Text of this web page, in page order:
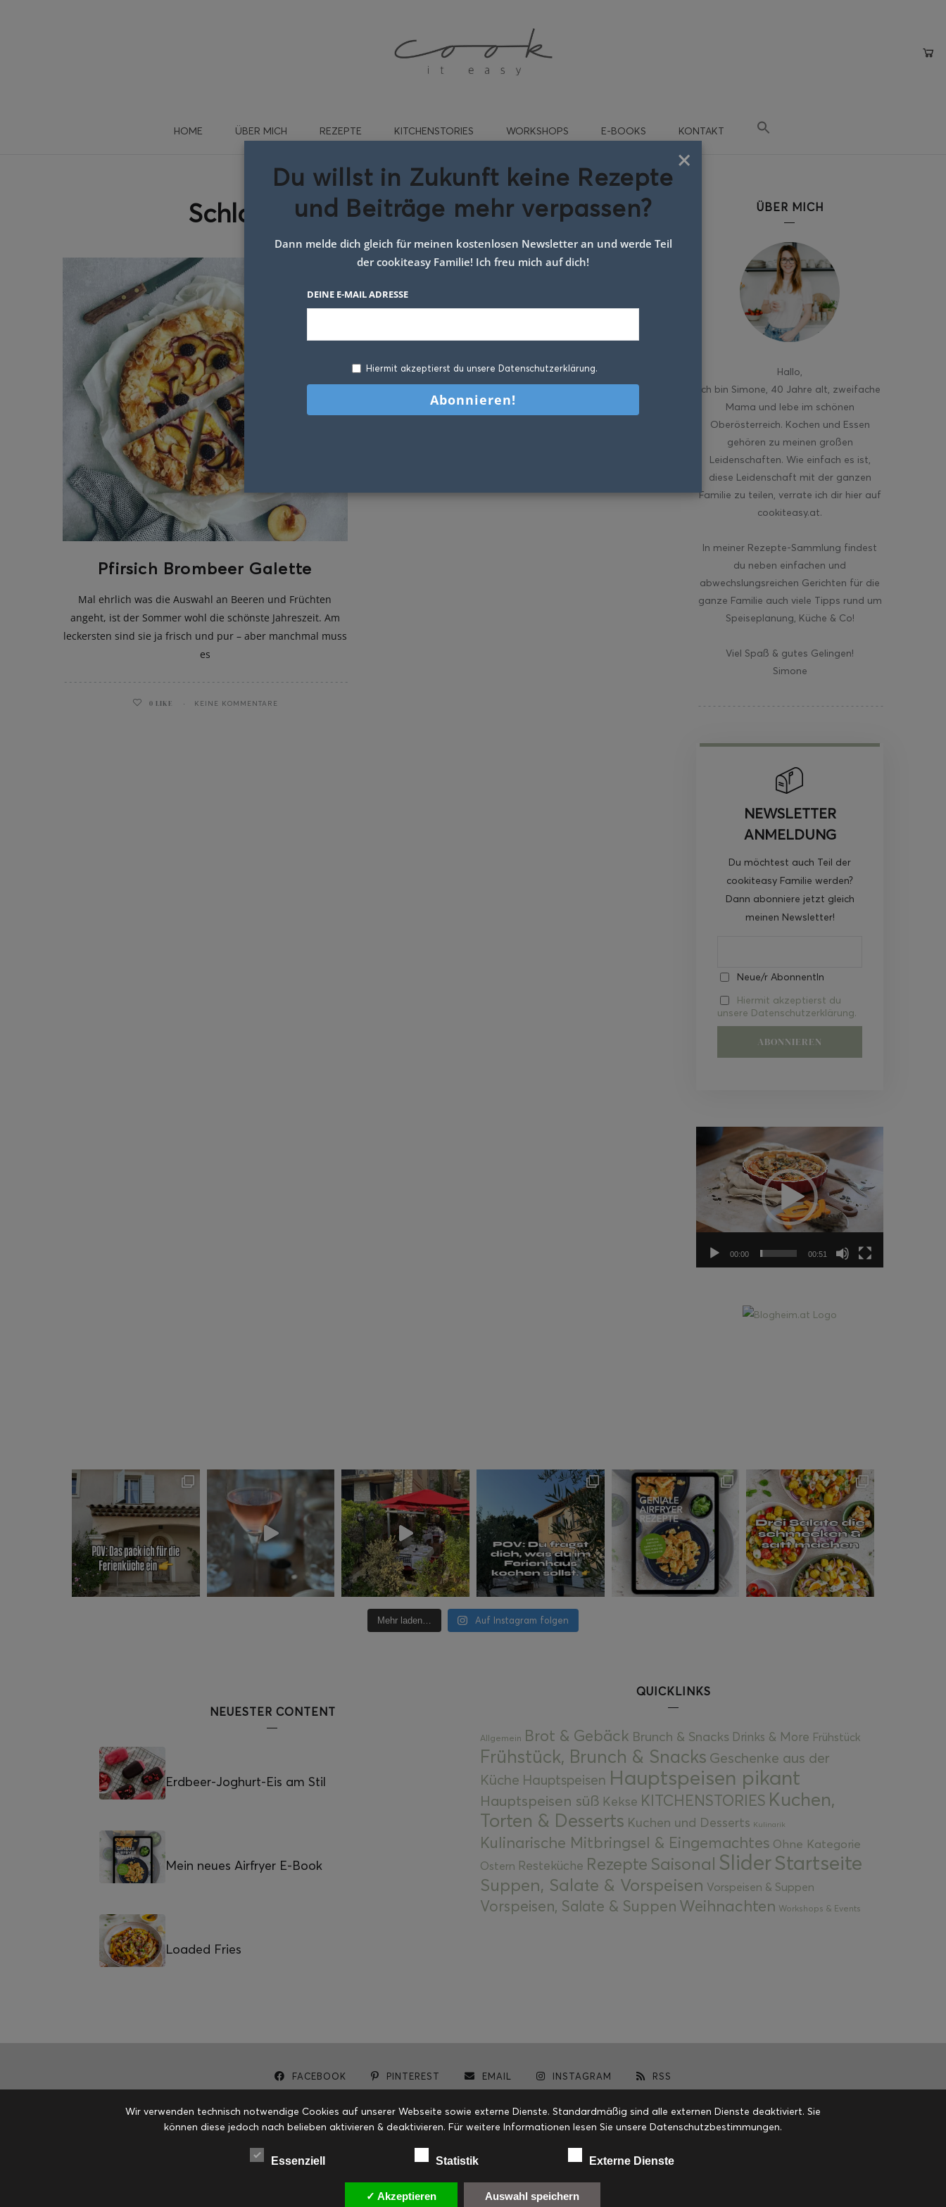
HOME ÜBER MICH REZEPTE KITCHENSTORIES WORKSHOPS E-BOOKS KONTAKT
Schlagwort:Tarte mit Beeren
Pfirsich Brombeer Galette
Mal ehrlich was die Auswahl an Beeren und Früchten
angeht, ist der Sommer wohl die schönste Jahreszeit. Am
leckersten sind sie ja frisch und pur – aber manchmal muss
es
0 LIKE KEINE KOMMENTARE
ÜBER MICH
Hallo
ich bin Simone, 40 Jahre alt, zweifache
Mama und lebe im schönen
Oberösterreich. Kochen und Essen
gehören zu meinen großen
Leidenschaften. Wie einfach es ist,
diese Leidenschaft mit der ganzen
Familie zu teilen, verrate ich dir hier auf
cookiteasy.at.
In meiner Rezepte-Sammlung findest
du neben einfachen und
abwechslungsreichen Gerichten für die
ganze Familie auch viele Tipps rund um
Speiseplanung, Küche & Co!
Viel Spaß & gutes Gelingen!
Simone
NEWSLETTER
ANMELDUNG
Du möchtest auch Teil der
cookiteasy Familie werden?
Dann abonniere jetzt gleich
meinen Newsletter!
Neue/r AbonnentIn
Hiermit akzeptierst du
unsere Datenschutzerklärung.
Video-
Player
00:00 00:51
Mehr laden… Auf Instagram folgen
NEUESTER CONTENT
Erdbeer-Joghurt-Eis am Stil
Mein neues Airfryer E-Book
Loaded Fries
QUICKLINKS
Allgemein Brot & Gebäck Brunch & Snacks Drinks & More Frühstück
Frühstück, Brunch & Snacks Geschenke aus der
Küche Hauptspeisen Hauptspeisen pikant
Hauptspeisen süß Kekse KITCHENSTORIES Kuchen,
Torten & Desserts Kuchen und Desserts Kulinarik
Kulinarische Mitbringsel & Eingemachtes Ohne Kategorie
Ostern Resteküche Rezepte Saisonal SliderStartseite
Suppen, Salate & Vorspeisen Vorspeisen & Suppen
Vorspeisen, Salate & Suppen Weihnachten Workshops & Events
FACEBOOK PINTEREST EMAIL INSTAGRAM RSS
×
Du willst in Zukunft keine Rezepte
und Beiträge mehr verpassen?
Dann melde dich gleich für meinen kostenlosen Newsletter an und werde Teil
der cookiteasy Familie! Ich freu mich auf dich!
DEINE E-MAIL ADRESSE
Hiermit akzeptierst du unsere Datenschutzerklärung.
Wir verwenden technisch notwendige Cookies auf unserer Webseite sowie externe Dienste. Standardmäßig sind alle externen Dienste deaktiviert. Sie
können diese jedoch nach belieben aktivieren & deaktivieren. Für weitere Informationen lesen Sie unsere Datenschutzbestimmungen.
Essenziell Statistik Externe Dienste
✓ Akzeptieren Auswahl speichern